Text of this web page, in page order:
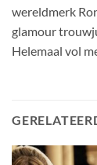
wereldmerk
glamour
Helemaal vol